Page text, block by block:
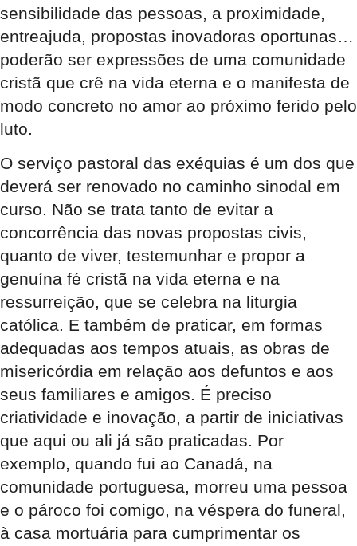
sensibilidade das pessoas, a proximidade,
entreajuda, propostas inovadoras oportunas…
poderão ser expressões de uma comunidade
cristã que crê na vida eterna e o manifesta de
modo concreto no amor ao próximo ferido pelo
luto.
O serviço pastoral das exéquias é um dos que
deverá ser renovado no caminho sinodal em
curso. Não se trata tanto de evitar a
concorrência das novas propostas civis,
quanto de viver, testemunhar e propor a
genuína fé cristã na vida eterna e na
ressurreição, que se celebra na liturgia
católica. E também de praticar, em formas
adequadas aos tempos atuais, as obras de
misericórdia em relação aos defuntos e aos
seus familiares e amigos. É preciso
criatividade e inovação, a partir de iniciativas
que aqui ou ali já são praticadas. Por
exemplo, quando fui ao Canadá, na
comunidade portuguesa, morreu uma pessoa
e o pároco foi comigo, na véspera do funeral,
à casa mortuária para cumprimentar os